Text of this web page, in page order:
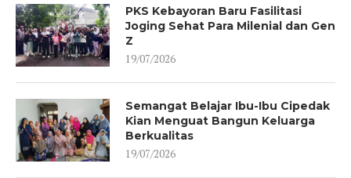
PKS Kebayoran Baru Fasilitasi
Joging Sehat Para Milenial dan Gen
Z
19/07/2026
Semangat Belajar Ibu-Ibu Cipedak
Kian Menguat Bangun Keluarga
Berkualitas
19/07/2026